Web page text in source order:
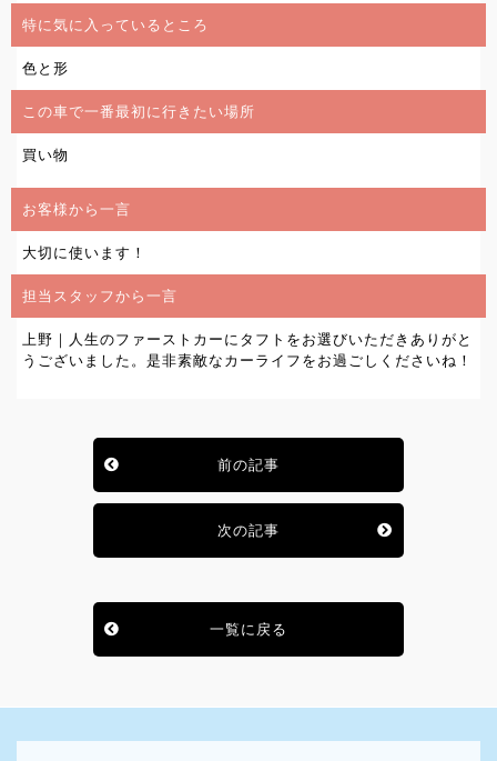
特に気に入っているところ
色と形
この車で一番最初に行きたい場所
買い物
お客様から一言
大切に使います！
担当スタッフから一言
上野｜人生のファーストカーにタフトをお選びいただきありがと
うございました。是非素敵なカーライフをお過ごしくださいね！
前の記事
次の記事
一覧に戻る